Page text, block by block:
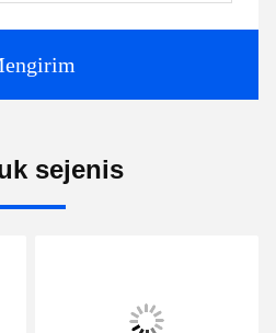
sejenis